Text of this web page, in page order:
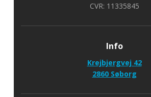
CVR: 11335845
Info
Krejbjergvej 42
​2860 Søborg